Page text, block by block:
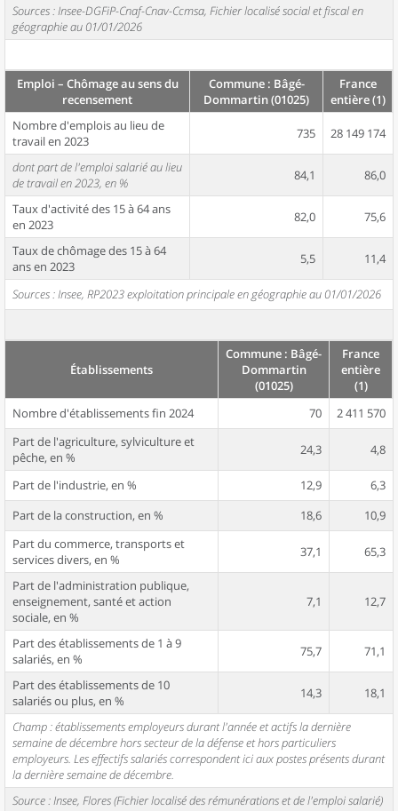
Sources : Insee-DGFiP-Cnaf-Cnav-Ccmsa, Fichier localisé social et fiscal en
géographie au 01/01/2026
Emploi – Chômage au sens du
recensement
Commune : Bâgé-
Dommartin (01025)
France
entière (1)
Nombre d'emplois au lieu de
travail en 2023
735 28 149 174
dont part de l'emploi salarié au lieu
de travail en 2023, en %
84,1 86,0
Taux d'activité des 15 à 64 ans
en 2023
82,0 75,6
Taux de chômage des 15 à 64
ans en 2023
5,5 11,4
Sources : Insee, RP2023 exploitation principale en géographie au 01/01/2026
Établissements
Commune : Bâgé-
Dommartin
(01025)
France
entière
(1)
Nombre d'établissements fin 2024
70
2 411 570
Part de l'agriculture, sylviculture et
pêche, en %
24,3 4,8
Part de l'industrie, en % 12,9
6,3
Part de la construction, en %
18,6
10,9
Part du commerce, transports et
services divers, en %
37,1 65,3
Part de l'administration publique,
enseignement, santé et action
sociale, en %
7,1 12,7
Part des établissements de 1 à 9
salariés, en %
75,7 71,1
Part des établissements de 10
salariés ou plus, en %
14,3 18,1
Champ : établissements employeurs durant l'année et actifs la dernière
semaine de décembre hors secteur de la défense et hors particuliers
employeurs. Les effectifs salariés correspondent ici aux postes présents durant
la dernière semaine de décembre.
Source : Insee, Flores (Fichier localisé des rémunérations et de l'emploi salarié)